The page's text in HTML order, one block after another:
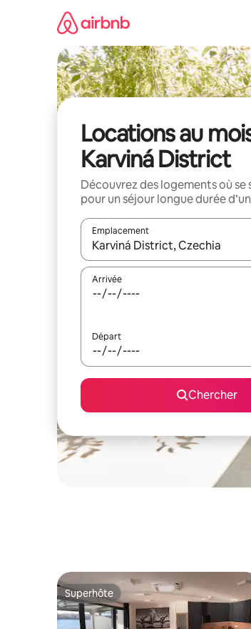
Locations au
Karviná District
Découvrez des logements où se
pour un séjour longue durée
Emplacement
Quand les résultats sont affichés,
Arrivée
Départ
Chercher
Superhôte
Superhôte